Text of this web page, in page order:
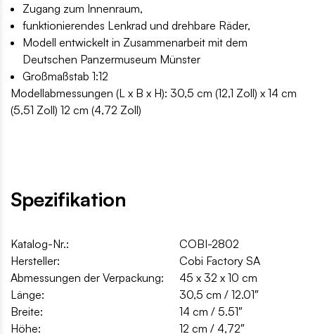
Zugang zum Innenraum,
funktionierendes Lenkrad und drehbare Räder,
Modell entwickelt in Zusammenarbeit mit dem
Deutschen Panzermuseum Münster
Großmaßstab 1:12
Modellabmessungen (L x B x H): 30,5 cm (12,1 Zoll) x 14 cm
(5,51 Zoll) 12 cm (4,72 Zoll)
Spezifikation
Katalog-Nr.:
COBI-2802
Hersteller:
Cobi Factory SA
Abmessungen der Verpackung:
45 x 32 x 10 cm
Länge:
30,5 cm / 12.01″
Breite:
14 cm / 5.51″
Höhe:
12 cm / 4,72″